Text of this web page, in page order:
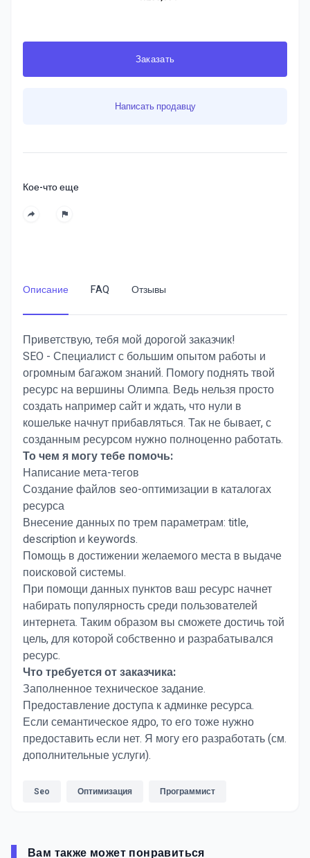
Заказать
Написать продавцу
Кое-что еще
Описание FAQ Отзывы
Приветствую, тебя мой дорогой заказчик!
SEO - Специалист с большим опытом работы и
огромным багажом знаний. Помогу поднять твой
ресурс на вершины Олимпа. Ведь нельзя просто
создать например сайт и ждать, что нули в
кошельке начнут прибавляться. Так не бывает, с
созданным ресурсом нужно полноценно работать.
То чем я могу тебе помочь:
Написание мета-тегов
Создание файлов seo-оптимизации в каталогах
ресурса
Внесение данных по трем параметрам: title,
description и keywords.
Помощь в достижении желаемого места в выдаче
поисковой системы.
При помощи данных пунктов ваш ресурс начнет
набирать популярность среди пользователей
интернета. Таким образом вы сможете достичь той
цель, для которой собственно и разрабатывался
ресурс.
Что требуется от заказчика:
Заполненное техническое задание.
Предоставление доступа к админке ресурса.
Если семантическое ядро, то его тоже нужно
предоставить если нет. Я могу его разработать (см.
дополнительные услуги).
Seo Оптимизация Программист
Вам также может понравиться